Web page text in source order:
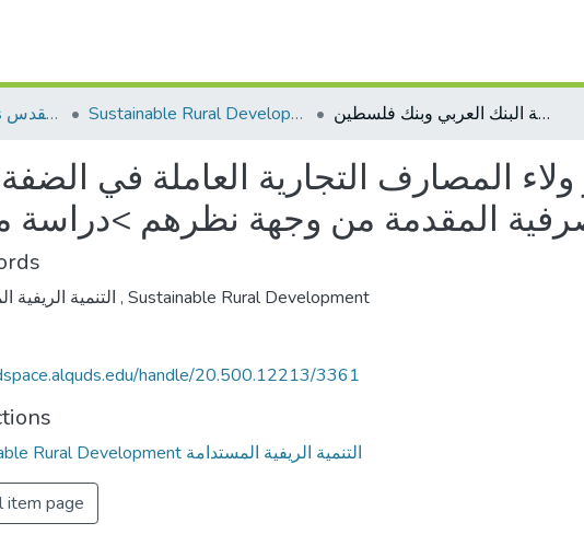
AQU Master Theses الرسائل الجامعية الخاصة بجامعة القدس Sustainable Rural Development التنمية الريفية المستدامة نحو تعزيز ولاء المصارف التجارية العاملة في الضفة الغربية من منظور جودة الخدمات المصرفية المقدمة من وجهة نظرهم >دراسة مقارنة البنك العربي وبنك فلسطين >
ولاء المصارف التجارية العاملة في
, Sustainable Rural Development
handle/20.500.12213/3361
Sustainable Rural Development التنمية الريفية المستدامة
item page